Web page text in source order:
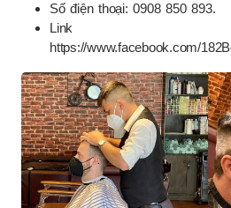
Số điện thoại: 0908 850 893.
Link
https://www.facebook.com/